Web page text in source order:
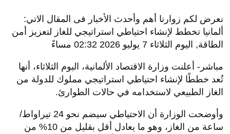
نعرض لكم زوارنا أهم وأحدث الأخبار فى المقال الاتي:
ألمانيا تخطط لإنشاء احتياطي استراتيجي للغاز لتعزيز أمن
الطاقة, اليوم الثلاثاء 7 يوليو 2026 02:32 مساءً
مباشر- أعلنت وزارة الاقتصاد الألمانية، اليوم الثلاثاء، أنها
تُعد خططًا لإنشاء احتياطي استراتيجي مملوك للدولة من
الغاز الطبيعي لاستخدامه في حالات الطوارئ.
وأوضحت الوزارة أن الاحتياطي سيضم نحو 24 تيراواط/
ساعة من الغاز، وهو ما يعادل أقل بقليل من 10% من